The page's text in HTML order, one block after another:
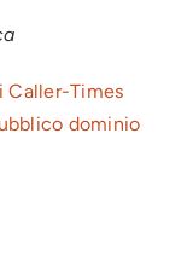
Caller-Times
dominio